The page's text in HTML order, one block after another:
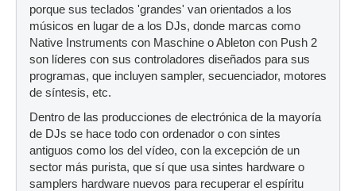
porque sus teclados 'grandes' van orientados a los
músicos en lugar de a los DJs, donde marcas como
Native Instruments con Maschine o Ableton con Push 2
son líderes con sus controladores diseñados para sus
programas, que incluyen sampler, secuenciador, motores
de síntesis, etc.
Dentro de las producciones de electrónica de la mayoría
de DJs se hace todo con ordenador o con sintes
antiguos como los del vídeo, con la excepción de un
sector más purista, que sí que usa sintes hardware o
samplers hardware nuevos para recuperar el espíritu